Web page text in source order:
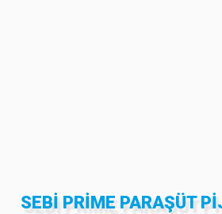
SEBİ PRİME PARAŞÜT